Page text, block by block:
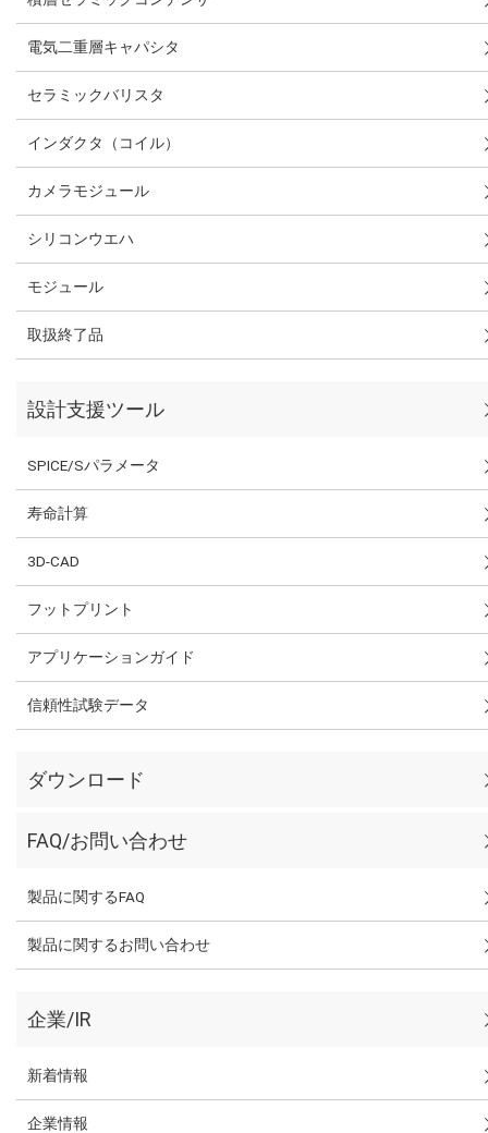
電気二重層キャパシタ
セラミックバリスタ
インダクタ（コイル）
カメラモジュール
シリコンウエハ
モジュール
取扱終了品
設計支援ツール
SPICE/Sパラメータ
寿命計算
3D-CAD
フットプリント
アプリケーションガイド
信頼性試験データ
ダウンロード
FAQ/お問い合わせ
製品に関するFAQ
製品に関するお問い合わせ
企業/IR
新着情報
企業情報